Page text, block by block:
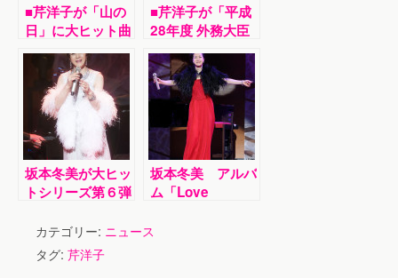
■芹洋子が「山の
日」に大ヒット曲
「坊がつる讃歌」
発祥の地、大分県
の山荘「法華院温
泉山荘」に自作の
ステンドグラス寄
贈を発表
■芹洋子が「平成
28年度 外務大臣
表彰」を受賞。山
をテーマにしたニ
ュー・アルバムを
27日発売
坂本冬美が大ヒッ
トシリーズ第６弾
ｎｇｓ Ⅵ」発売
記念ライブ。話題
の「片想い～」初
坂本冬美 アルバ
ム「Love
ズ第５弾発売記念
カテゴリー: ニュース
タグ: 芹洋子